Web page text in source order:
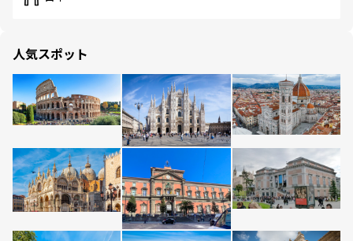
人気スポット